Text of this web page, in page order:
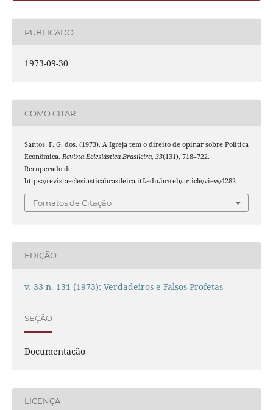
PUBLICADO
1973-09-30
COMO CITAR
Santos, F. G. dos. (1973). A Igreja tem o direito de opinar sobre Política
Econômica. Revista Eclesiástica Brasileira, 33(131), 718–722.
Recuperado de
https://revistaeclesiasticabrasileira.itf.edu.br/reb/article/view/4282
Fomatos de Citação
EDIÇÃO
v. 33 n. 131 (1973): Verdadeiros e Falsos Profetas
SEÇÃO
Documentação
LICENÇA